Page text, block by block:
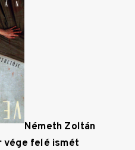
Németh Zoltán
vége felé ismét